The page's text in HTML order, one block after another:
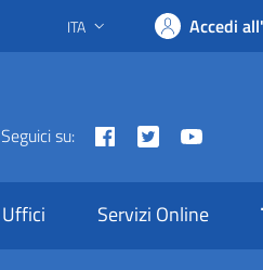
Lingua attiva:
ITA Accedi
Seguici su: FacebookTwitter
Uffici Servizi Online